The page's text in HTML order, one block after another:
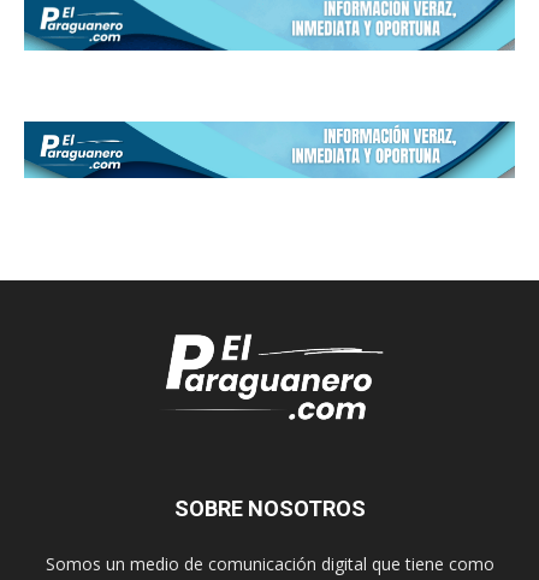
SOBRE NOSOTROS
Somos un medio de comunicación digital que tiene como